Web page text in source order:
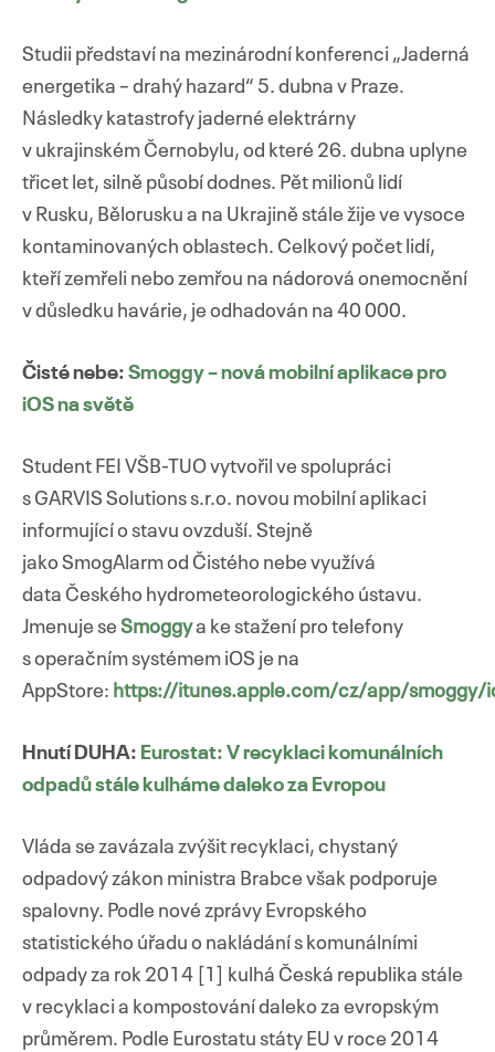
Studii představí na mezinárodní konferenci „Jaderná
energetika – drahý hazard“ 5. dubna v Praze.
Následky katastrofy jaderné elektrárny
v ukrajinském Černobylu, od které 26. dubna uplyne
třicet let, silně působí dodnes. Pět milionů lidí
v Rusku, Bělorusku a na Ukrajině stále žije ve vysoce
kontaminovaných oblastech. Celkový počet lidí,
kteří zemřeli nebo zemřou na nádorová onemocnění
v důsledku havárie, je odhadován na 40 000.
Čisté nebe: Smoggy – nová mobilní aplikace pro
iOS na světě
Student FEI VŠB-TUO vytvořil ve spolupráci
s GARVIS Solutions s.r.o. novou mobilní aplikaci
informující o stavu ovzduší. Stejně
jako SmogAlarm od Čistého nebe využívá
data Českého hydrometeorologického ústavu.
Jmenuje se Smoggya ke stažení pro telefony
s operačním systémem iOS je na
AppStore: https://itunes.apple.com/cz/app/
Hnutí DUHA: Eurostat: V recyklaci komunálních
odpadů stále kulháme daleko za Evropou
Vláda se zavázala zvýšit recyklaci, chystaný
odpadový zákon ministra Brabce však podporuje
spalovny. Podle nové zprávy Evropského
statistického úřadu o nakládání s komunálními
odpady za rok 2014 [1] kulhá Česká republika stále
v recyklaci a kompostování daleko za evropským
průměrem. Podle Eurostatu státy EU v roce 2014